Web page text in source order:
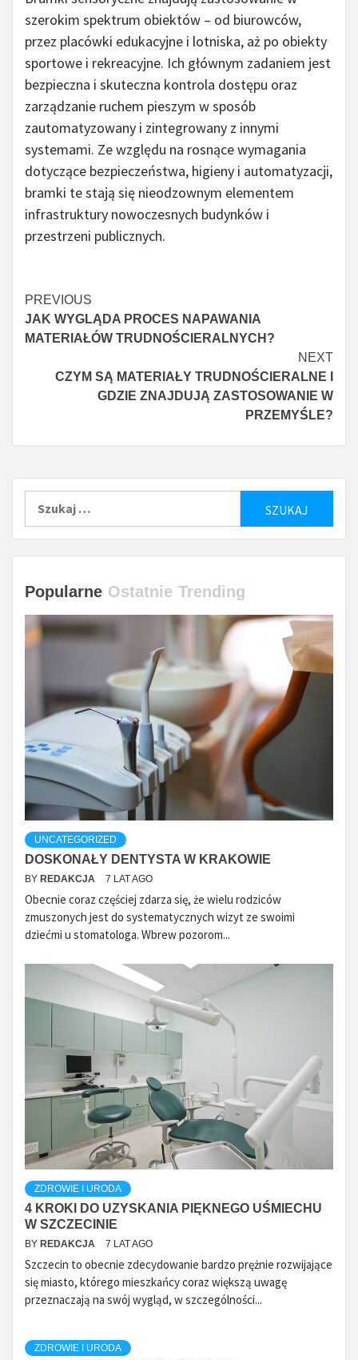
szerokim spektrum obiektów – od biurowców,
przez placówki edukacyjne i lotniska, aż po obiekty
sportowe i rekreacyjne. Ich głównym zadaniem jest
bezpieczna i skuteczna kontrola dostępu oraz
zarządzanie ruchem pieszym w sposób
zautomatyzowany i zintegrowany z innymi
systemami. Ze względu na rosnące wymagania
dotyczące bezpieczeństwa, higieny i automatyzacji,
bramki te stają się nieodzownym elementem
infrastruktury nowoczesnych budynków i
przestrzeni publicznych.
Czytaj
więcej
PREVIOUS
JAK WYGLĄDA PROCES NAPAWANIA
MATERIAŁÓW TRUDNOŚCIERALNYCH?
NEXT
CZYM SĄ MATERIAŁY TRUDNOŚCIERALNE I
GDZIE ZNAJDUJĄ ZASTOSOWANIE W
PRZEMYŚLE?
Popularne Ostatnie Trending
UNCATEGORIZED
DOSKONAŁY DENTYSTA W KRAKOWIE
BY REDAKCJA 7 LAT AGO
Obecnie coraz częściej zdarza się, że wielu rodziców
zmuszonych jest do systematycznych wizyt ze swoimi
dziećmi u stomatologa. Wbrew pozorom...
ZDROWIE I URODA
4 KROKI DO UZYSKANIA PIĘKNEGO UŚMIECHU
W SZCZECINIE
BY REDAKCJA 7 LAT AGO
Szczecin to obecnie zdecydowanie bardzo prężnie rozwijające
się miasto, którego mieszkańcy coraz większą uwagę
przeznaczają na swój wygląd, w szczególności...
ZDROWIE I URODA